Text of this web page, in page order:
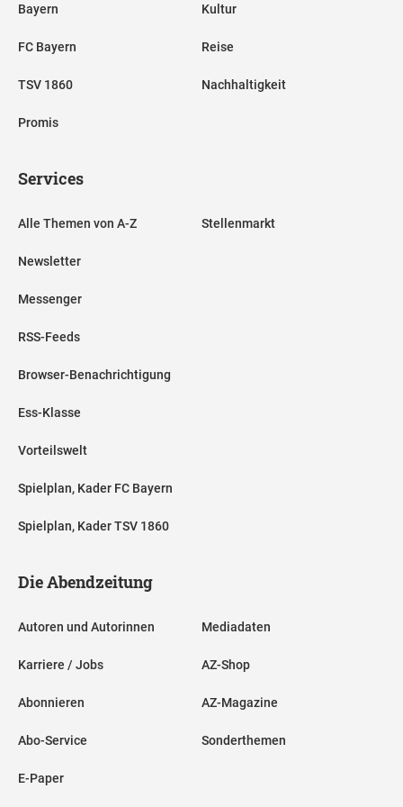
08.07.2026 Fix! Nübel wechselt zu
Rekordmeister und der Traditionsclub aus der türkischen
Münchner bekannt. Die Ablösesumme für Nübel soll
Millionen Euro an Boni liegen. In Istanbul erhält der 29-
Bayern
FC Bayern
TSV 1860
Promis
Kultur
Reise
Nachhaltigkeit
Services
Alle Themen von A-Z
Newsletter
Messenger
RSS-Feeds
Browser-Benachrichtigung
Ess-Klasse
Vorteilswelt
Spielplan, Kader FC Bayern
Spielplan, Kader TSV 1860
Stellenmarkt
Die Abendzeitung
Autoren und Autorinnen
Karriere / Jobs
Abonnieren
Abo-Service
E-Paper
Mediadaten
AZ-Shop
AZ-Magazine
Sonderthemen